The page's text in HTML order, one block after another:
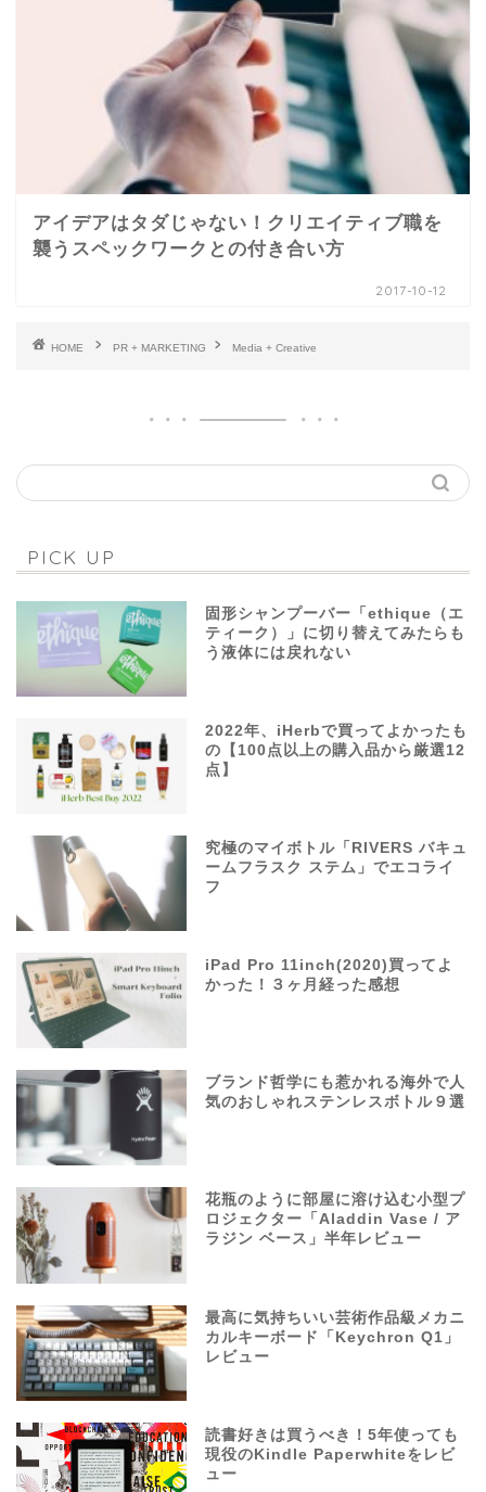
アイデアはタダじゃない！クリエイティブ職を
襲うスペックワークとの付き合い方
2017-10-12
HOME PR + MARKETING Media + Creative
PICK UP
固形シャンプーバー「ethique（エ
ティーク）」に切り替えてみたらも
う液体には戻れない
2022年、iHerbで買ってよかったも
の【100点以上の購入品から厳選12
点】
究極のマイボトル「RIVERS バキュ
ームフラスク ステム」でエコライ
フ
iPad Pro 11inch(2020)買ってよ
かった！３ヶ月経った感想
ブランド哲学にも惹かれる海外で人
気のおしゃれステンレスボトル９選
花瓶のように部屋に溶け込む小型プ
ロジェクター「Aladdin Vase / ア
ラジン ベース」半年レビュー
最高に気持ちいい芸術作品級メカニ
カルキーボード「Keychron Q1」
レビュー
読書好きは買うべき！5年使っても
現役のKindle Paperwhiteをレビ
ュー